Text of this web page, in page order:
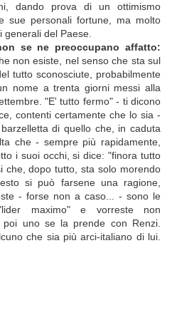
dando prova di un ottimismo
sue personali fortune, ma molto
del Paese.
se ne preoccupano affatto:
non esiste, nel senso che sta sul
tutto sconosciute, probabilmente
nome a trenta giorni messi alla
"E' tutto fermo" - ti dicono
contenti certamente che lo sia -
di quello che, in caduta
che - sempre più rapidamente,
i suoi occhi, si dice: "finora tutto
che, dopo tutto, sta solo morendo
si può farsene una ragione,
- forse non a caso... - sono le
maximo" e vorreste non
uno se la prende con Renzi.
che sia più arci-italiano di lui.